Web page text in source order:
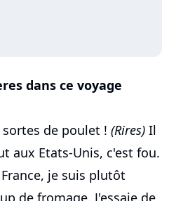
dans ce voyage
de poulet ! (Rires) Il
aux Etats-Unis, c'est fou.
je suis plutôt
de fromage. J'essaie de